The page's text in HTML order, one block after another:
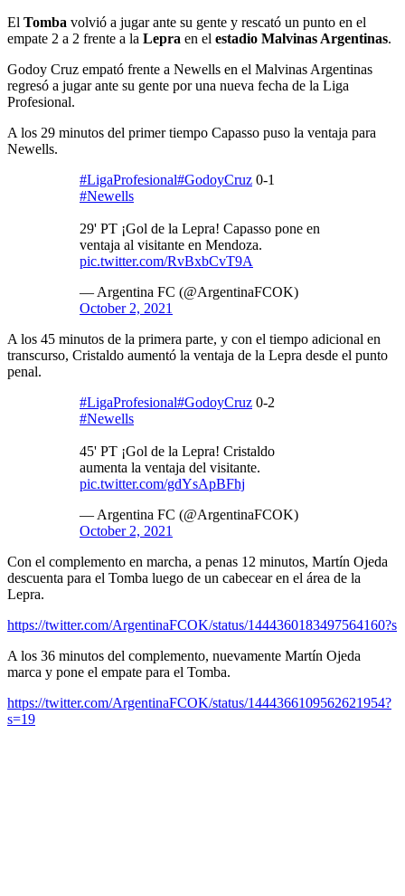
El Tomba volvió a jugar ante su gente y rescató un punto en el
empate 2 a 2 frente a la Lepra en el estadio Malvinas Argentinas.
Godoy Cruz empató frente a Newells en el Malvinas Argentinas
regresó a jugar ante su gente por una nueva fecha de la Liga
Profesional.
A los 29 minutos del primer tiempo Capasso puso la ventaja para
Newells.
#LigaProfesional#GodoyCruz 0-1
#Newells
29' PT ¡Gol de la Lepra! Capasso pone en
ventaja al visitante en Mendoza.
pic.twitter.com/RvBxbCvT9A
— Argentina FC (@ArgentinaFCOK)
October 2, 2021
A los 45 minutos de la primera parte, y con el tiempo adicional en
transcurso, Cristaldo aumentó la ventaja de la Lepra desde el punto
penal.
#LigaProfesional#GodoyCruz 0-2
#Newells
45' PT ¡Gol de la Lepra! Cristaldo
aumenta la ventaja del visitante.
pic.twitter.com/gdYsApBFhj
— Argentina FC (@ArgentinaFCOK)
October 2, 2021
Con el complemento en marcha, a penas 12 minutos, Martín Ojeda
descuenta para el Tomba luego de un cabecear en el área de la
Lepra.
https://twitter.com/ArgentinaFCOK/status/1444360183497564160?s
A los 36 minutos del complemento, nuevamente Martín Ojeda
marca y pone el empate para el Tomba.
https://twitter.com/ArgentinaFCOK/status/1444366109562621954?
s=19